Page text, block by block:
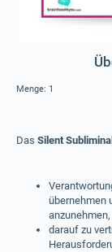
Menge: 1
Das Silent
übernehmen
darauf zu